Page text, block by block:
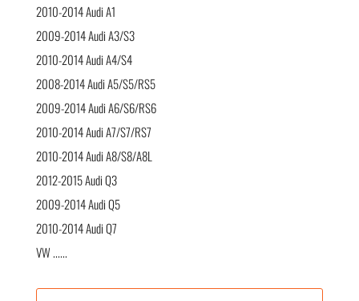
2010-2014 Audi A1
2009-2014 Audi A3/S3
2010-2014 Audi A4/S4
2008-2014 Audi A5/S5/RS5
2009-2014 Audi A6/S6/RS6
2010-2014 Audi A7/S7/RS7
2010-2014 Audi A8/S8/A8L
2012-2015 Audi Q3
2009-2014 Audi Q5
2010-2014 Audi Q7
VW ......